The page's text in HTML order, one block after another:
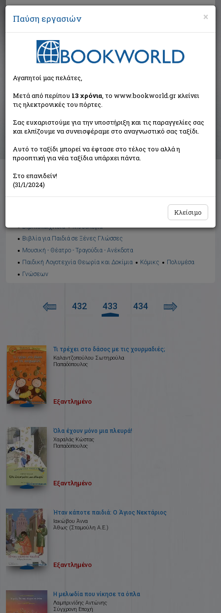
Αναζήτηση
Βιβλία στην κατηγορία
Παιδικά - Εφηβικά
Διαθέσιμες υποκατηγορίες
Εορταστικά - Επετειακά
Ημερολόγια - Λευκώματα
Βιβλιοπαιχνίδια
Μυθολογία
Βιβλία για Παιδιά σε Ξένες Γλώσσες
Μουσική - Θέατρο - Τραγούδια - Ανέκδοτα
Παιδική Λογοτεχνία Θεωρία και Δοκίμια
Κόμικς
Πολυμέσα
Γνώσεων
432 433 434
Τι τρέχει στο δάσος με τις χουρμαδιές;
Καλαντζοπούλου Σωτηρούλα
Παπαδόπουλος
Εξαντλημένο
Όλα έχουν μόνο μια πλευρά!
Χαραλάς Κώστας
Παπαδόπουλος
Εξαντλημένο
Ήταν κάποτε παιδιά: Ο Άγιος Νεκτάριος
Ιακώβου Άννα
Άθως (Σταμούλη Α.Ε.)
Εξαντλημένο
Η μελωδία που νίκησε τα όπλα
Λαμπρινίδης Αντώνης
Σύγχρονη Εποχή
×
Παύση εργασιών
Αγαπητοί μας πελάτες,
Μετά από περίπου 13 χρόνια, το www.bookworld.gr κλείνει
τις ηλεκτρονικές του πόρτες.
Σας ευχαριστούμε για την υποστήριξη και τις παραγγελίες σας
και ελπίζουμε να συνεισφέραμε στο αναγνωστικό σας ταξίδι.
Αυτό το ταξίδι μπορεί να έφτασε στο τέλος του αλλά η
προοπτική για νέα ταξίδια υπάρχει πάντα.
Στο επανιδείν!
(31/1/2024)
Κλείσιμο